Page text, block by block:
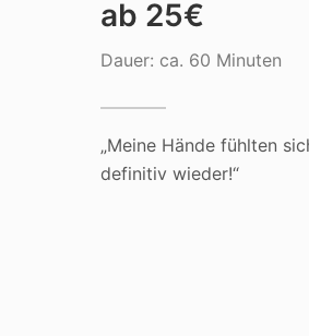
ab 25€
Dauer: ca. 60 Minuten
„Meine Hände fühlten
definitiv wieder!“